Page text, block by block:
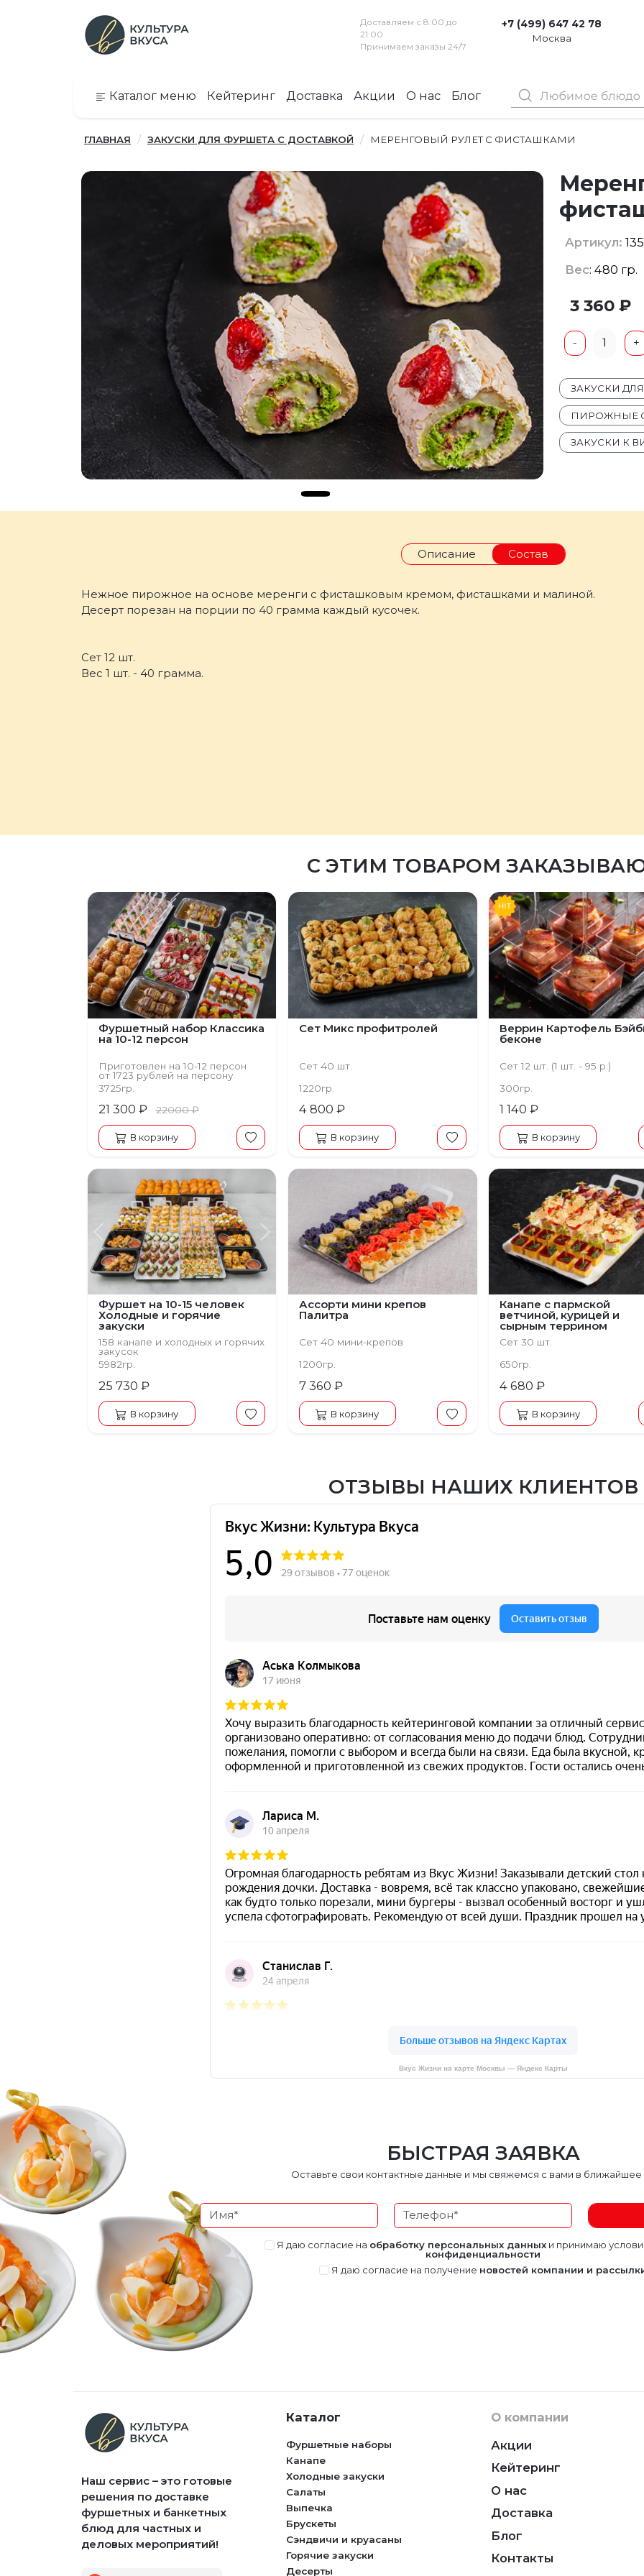
Доставляем с 8:00 до
21:00
Принимаем заказы 24/7
+7 (499) 647 42 78
Москва
Каталог меню Кейтеринг Доставка Акции О нас Блог Контакты
ГЛАВНАЯ ЗАКУСКИ ДЛЯ ФУРШЕТА С ДОСТАВКОЙ МЕРЕНГОВЫЙ РУЛЕТ С ФИСТАШКАМИ
Артикул: 135
Вес: 480 гр.
3 360 ₽
- 1 +
ЗАКУСКИ
ПИРОЖНЫЕ
ЗАКУСКИ К
Описание Состав
Нежное пирожное на основе меренги с фисташковым кремом, фисташками и малиной.
Десерт порезан на порции по 40 грамма каждый кусочек.
Сет 12 шт.
Вес 1 шт. - 40 грамма.
С ЭТИМ ТОВАРОМ
Фуршетный набор Классика
на 10-12 персон
Приготовлен на 10-12 персон
от 1723 рублей на персону
3725гр.
21 300 ₽ 22000 ₽
В корзину
Сет Микс профитролей
Сет 40 шт.
1220гр.
4 800 ₽
В корзину
Веррин Картофель
беконе
Сет 12 шт. (1 шт. - 95 р.)
300гр.
1 140 ₽
В корзину
Предыдущий Следующий
Фуршет на 10-15 человек
Холодные и горячие
закуски
158 канапе и холодных и горячих
закусок
5982гр.
25 730 ₽
В корзину
Ассорти мини крепов
Палитра
Сет 40 мини-крепов
1200гр.
7 360 ₽
В корзину
Канапе с пармской
ветчиной, курицей и
сырным террином
Сет 30 шт.
650гр.
4 680 ₽
В корзину
ОТЗЫВЫ НАШИХ КЛИЕНТОВ
Вкус Жизни на карте Москвы — Яндекс Карты
БЫСТРАЯ ЗАЯВКА
Оставьте свои контактные данные и мы свяжемся с вами в
Я даю согласие на обработку персональных данныхи принимаю
конфиденциальности
Я даю согласие на получение новостей компании и
Наш сервис – это готовые
решения по доставке
фуршетных и банкетных
блюд для частных и
деловых мероприятий!
Каталог
Фуршетные наборы
Канапе
Холодные закуски
Салаты
Выпечка
Брускеты
Сэндвичи и круасаны
Горячие закуски
Десерты
О компании
Акции
Кейтеринг
О нас
Доставка
Блог
Контакты